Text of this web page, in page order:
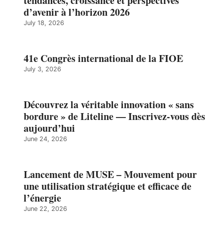
d’avenir à l’horizon 2026
July 18, 2026
41e Congrès international de la FIOE
July 3, 2026
Découvrez la véritable innovation « sans
bordure » de Liteline — Inscrivez-vous dès
aujourd’hui
June 24, 2026
Lancement de MUSE – Mouvement pour
une utilisation stratégique et efficace de
l’énergie
June 22, 2026